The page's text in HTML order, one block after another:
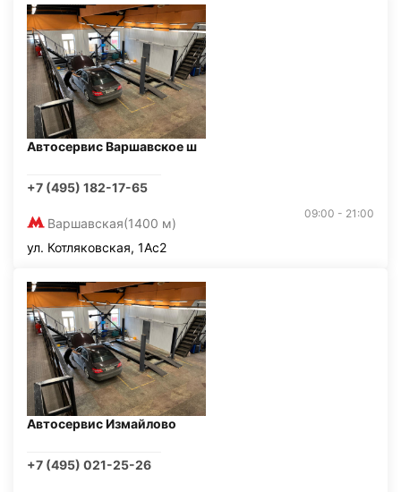
Автосервис Варшавское ш
+7 (495) 182-17-65
Варшавская(1400 м)
09:00 - 21:00
ул. Котляковская, 1Ас2
Автосервис Измайлово
+7 (495) 021-25-26